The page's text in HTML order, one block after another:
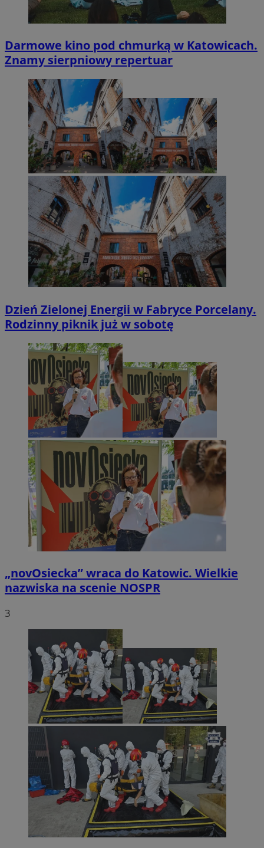
Darmowe kino pod chmurką w Katowicach.
Znamy sierpniowy repertuar
Dzień Zielonej Energii w Fabryce Porcelany.
Rodzinny piknik już w sobotę
„novOsiecka” wraca do Katowic. Wielkie
nazwiska na scenie NOSPR
3